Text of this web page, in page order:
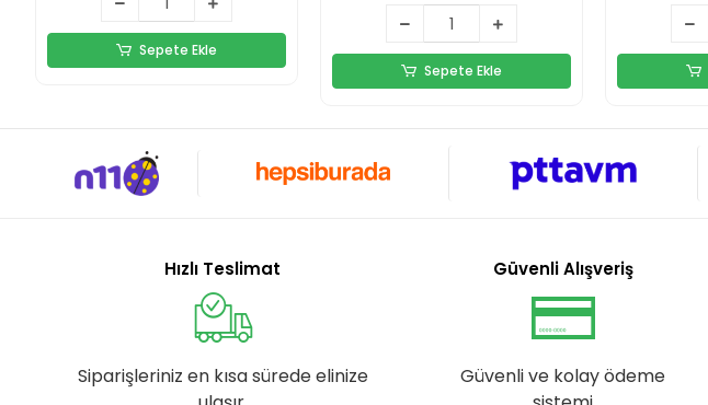
Sepete Ekle
Sepete Ekle
Hızlı Teslimat
Siparişleriniz en kısa sürede elinize
Güvenli Alışveriş
Güvenli ve kolay ödeme